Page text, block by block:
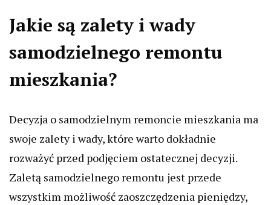
Jakie są zalety i wady
samodzielnego remontu
mieszkania?
Decyzja o samodzielnym remoncie mieszkania ma
swoje zalety i wady, które warto dokładnie
rozważyć przed podjęciem ostatecznej decyzji.
Zaletą samodzielnego remontu jest przede
wszystkim możliwość zaoszczędzenia pieniędzy,